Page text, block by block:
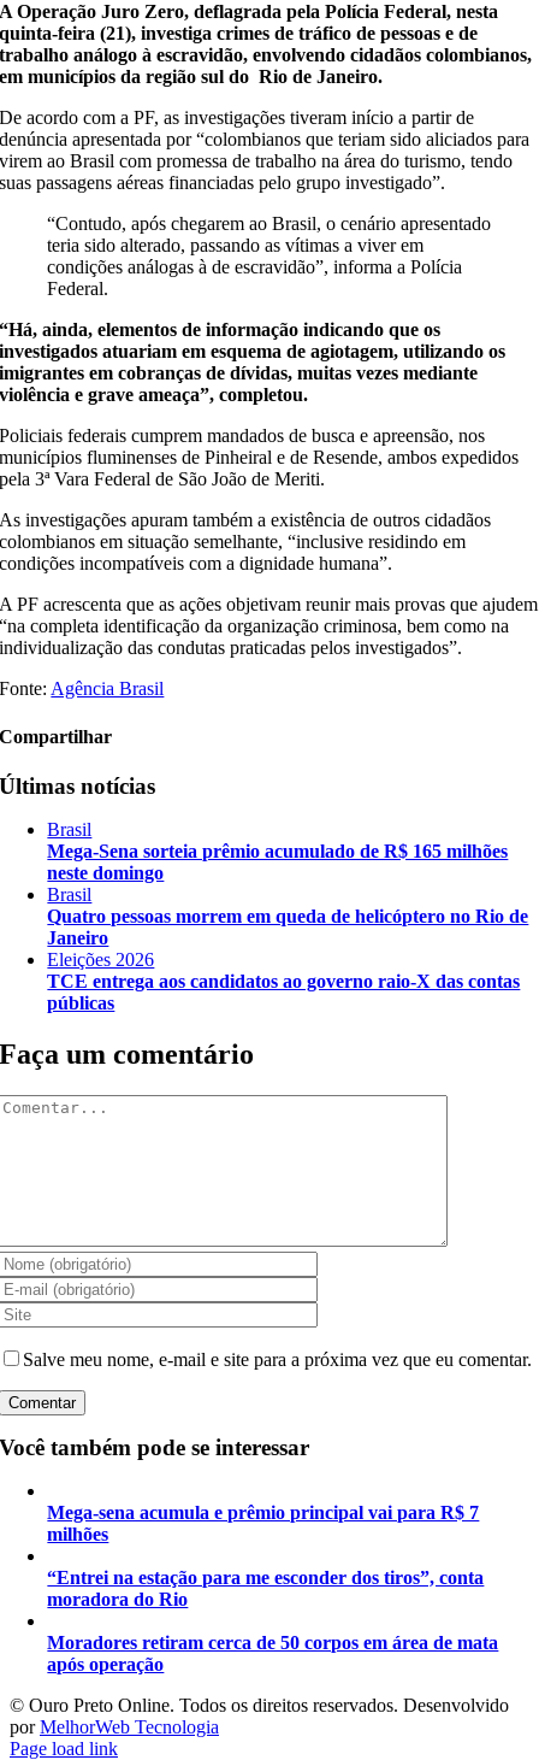
A Operação Juro Zero, deflagrada pela Polícia Federal, nesta
quinta-feira (21), investiga crimes de tráfico de pessoas e de
trabalho análogo à escravidão, envolvendo cidadãos colombianos,
em municípios da região sul do Rio de Janeiro.
De acordo com a PF, as investigações tiveram início a partir de
denúncia apresentada por “colombianos que teriam sido aliciados para
virem ao Brasil com promessa de trabalho na área do turismo, tendo
suas passagens aéreas financiadas pelo grupo investigado”.
“Contudo, após chegarem ao Brasil, o cenário apresentado
teria sido alterado, passando as vítimas a viver em
condições análogas à de escravidão”, informa a Polícia
Federal.
“Há, ainda, elementos de informação indicando que os
investigados atuariam em esquema de agiotagem, utilizando os
imigrantes em cobranças de dívidas, muitas vezes mediante
violência e grave ameaça”, completou.
Policiais federais cumprem mandados de busca e apreensão, nos
municípios fluminenses de Pinheiral e de Resende, ambos expedidos
pela 3ª Vara Federal de São João de Meriti.
As investigações apuram também a existência de outros cidadãos
colombianos em situação semelhante, “inclusive residindo em
condições incompatíveis com a dignidade humana”.
A PF acrescenta que as ações objetivam reunir mais provas que ajudem
“na completa identificação da organização criminosa, bem como na
individualização das condutas praticadas pelos investigados”.
Fonte:Agência Brasil
Compartilhar
Últimas notícias
Brasil
Mega-Sena sorteia prêmio acumulado de R$ 165 milhões
neste domingo
Brasil
Quatro pessoas morrem em queda de helicóptero no Rio de
Janeiro
Eleições 2026
TCE entrega aos candidatos ao governo raio-X das contas
públicas
Faça um comentário
Salve meu nome, e-mail e site para a próxima vez que eu comentar.
Você também pode se interessar
Mega-sena acumula e prêmio principal vai para R$ 7
milhões
“Entrei na estação para me esconder dos tiros”, conta
moradora do Rio
Moradores retiram cerca de 50 corpos em área de mata
após operação
©️ Ouro Preto Online. Todos os direitos reservados. Desenvolvido
porMelhorWeb Tecnologia
Page load link